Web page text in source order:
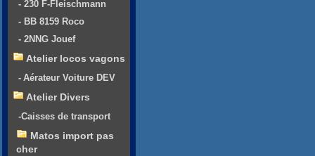
- 230 F-Fleischmann
- BB 8159 Roco
- 2NNG Jouef
Atelier locos vagons
- Aérateur Voiture DEV
Atelier Divers
-Caisses de transport
Matos import pas
cher